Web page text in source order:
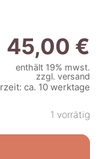
45,00 €
enthält 19% mwst.
zzgl. versand
ca. 10 werktage
1 vorrätig